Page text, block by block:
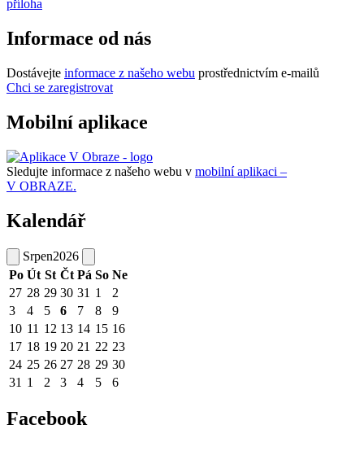
příloha
Informace od nás
Dostávejte informace z našeho webu prostřednictvím e-mailů
Chci se zaregistrovat
Mobilní aplikace
Sledujte informace z našeho webu v mobilní aplikaci –
V OBRAZE.
Kalendář
Srpen2026
Po Út St Čt Pá So Ne
27 28 29 30 31 1
2
3
4 5 6 7 8
9
10 11 12 13 14 15 16
17 18 19 20 21 22 23
24 25 26 27 28 29 30
31 1 2 3 4 5 6
Facebook